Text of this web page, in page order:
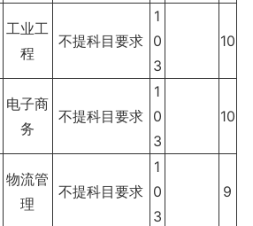
工业工
程
不提科目要求
1
0
3
10
电子商
务
不提科目要求
1
0
3
10
物流管
理
不提科目要求
1
0
3
9